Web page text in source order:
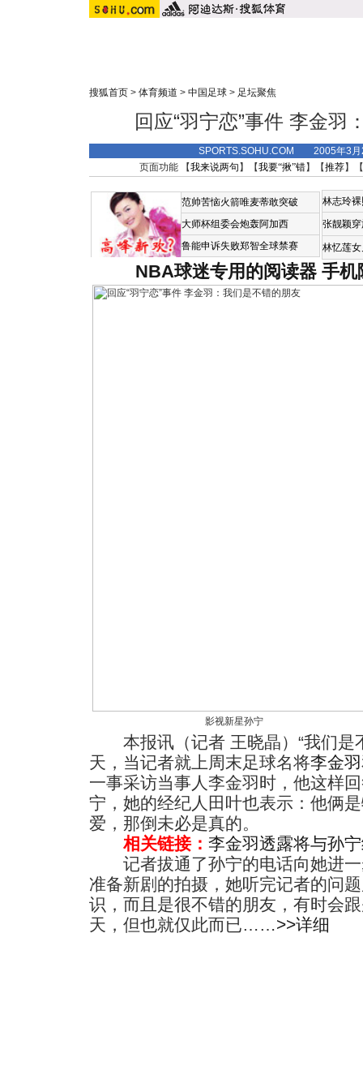
搜狐首页 > 体育频道 > 中国足球 > 足坛聚焦
回应“羽宁恋”事件 李金羽
SPORTS.SOHU.COM 2005年3
页面功能 【我来说两句 】【我要“揪”错】【推荐】
范帅苦恼火箭唯麦蒂敢突破
大师杯组委会炮轰阿加西
鲁能申诉失败郑智全球禁赛
林志玲
张靓颖
林忆莲
NBA球迷专用的阅读器 手机
影视新星孙宁
本报讯（记者 王晓晶）“我们是
天，当记者就上周末足球名将李金羽
一事采访当事人李金羽时，他这样
宁，她的经纪人田叶也表示：他俩
爱，那倒未必是真的。
相关链接： 李金羽透露将与孙
记者拔通了孙宁的电话向她进
准备新剧的拍摄，她听完记者的问
识，而且是很不错的朋友，有时会
天，但也就仅此而已……>>详细